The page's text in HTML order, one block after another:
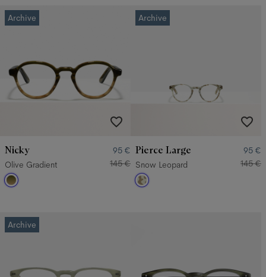
Archive
Nicky
95 €
Olive Gradient
145 €
Archive
Pierce Large
95 €
Snow Leopard
145 €
Archive